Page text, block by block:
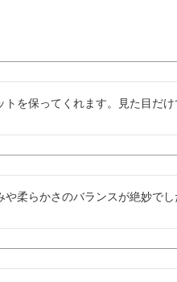
を保ってくれます。見た目だけ
柔らかさのバランスが絶妙で